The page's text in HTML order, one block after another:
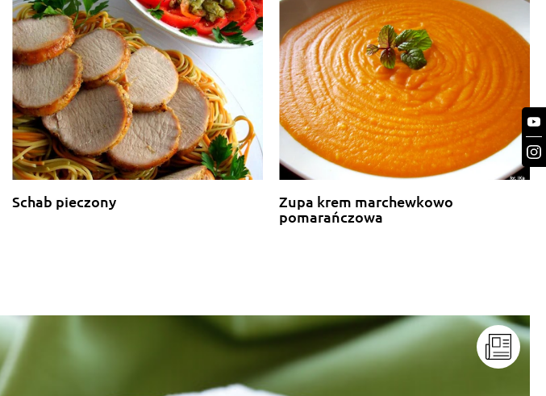
Schab pieczony
Zupa krem marchewkowo
pomarańczowa